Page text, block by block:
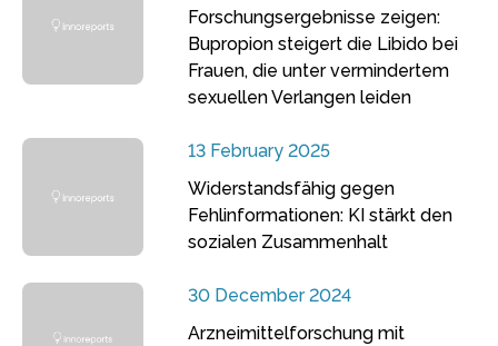
Forschungsergebnisse zeigen:
Bupropion steigert die Libido bei
Frauen, die unter vermindertem
sexuellen Verlangen leiden
13 February 2025
Widerstandsfähig gegen
Fehlinformationen: KI stärkt den
sozialen Zusammenhalt
30 December 2024
Arzneimittelforschung mit